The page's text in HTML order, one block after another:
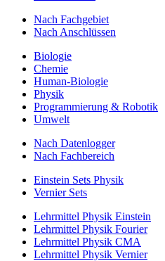
Nach Fachgebiet
Nach Anschlüssen
Biologie
Chemie
Human-Biologie
Physik
Programmierung & Robotik
Umwelt
Nach Datenlogger
Nach Fachbereich
Einstein Sets Physik
Vernier Sets
Lehrmittel Physik Einstein
Lehrmittel Physik Fourier
Lehrmittel Physik CMA
Lehrmittel Physik Vernier